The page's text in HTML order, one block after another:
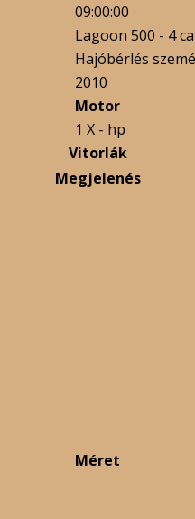
09:00:00
Lagoon 500 - 4
Hajóbérlés
2010
Motor
1 X - hp
Vitorlák
Megjelenés
Méret